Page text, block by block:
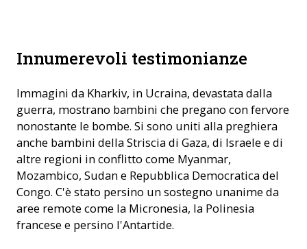
Innumerevoli testimonianze
Immagini da Kharkiv, in Ucraina, devastata dalla
guerra, mostrano bambini che pregano con fervore
nonostante le bombe. Si sono uniti alla preghiera
anche bambini della Striscia di Gaza, di Israele e di
altre regioni in conflitto come Myanmar,
Mozambico, Sudan e Repubblica Democratica del
Congo. C'è stato persino un sostegno unanime da
aree remote come la Micronesia, la Polinesia
francese e persino l'Antartide.